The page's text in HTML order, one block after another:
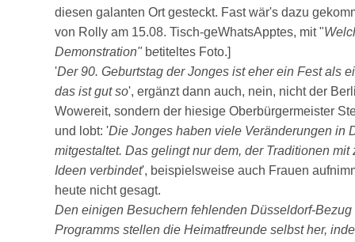
diesen galanten Ort gesteckt. Fast wär's dazu
von Rolly am 15.08. Tisch-geWhatsApptes, mit "
Demonstration" betiteltes Foto.]
'Der 90. Geburtstag der Jonges ist eher ein Fest als
das ist gut so', ergänzt dann auch, nein, nicht der
Wowereit, sondern der hiesige Oberbürgermeister
und lobt: 'Die Jonges haben viele Veränderungen in
mitgestaltet. Das gelingt nur dem, der Traditionen mit
Ideen verbindet', beispielsweise auch Frauen
heute nicht gesagt.
Den einigen Besuchern fehlenden Düsseldorf-Bezug
Programms stellen die Heimatfreunde selbst her,